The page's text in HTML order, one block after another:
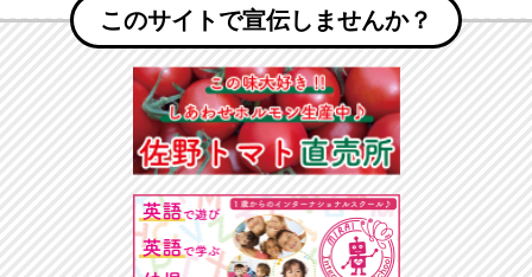
このサイトで宣伝しませんか？